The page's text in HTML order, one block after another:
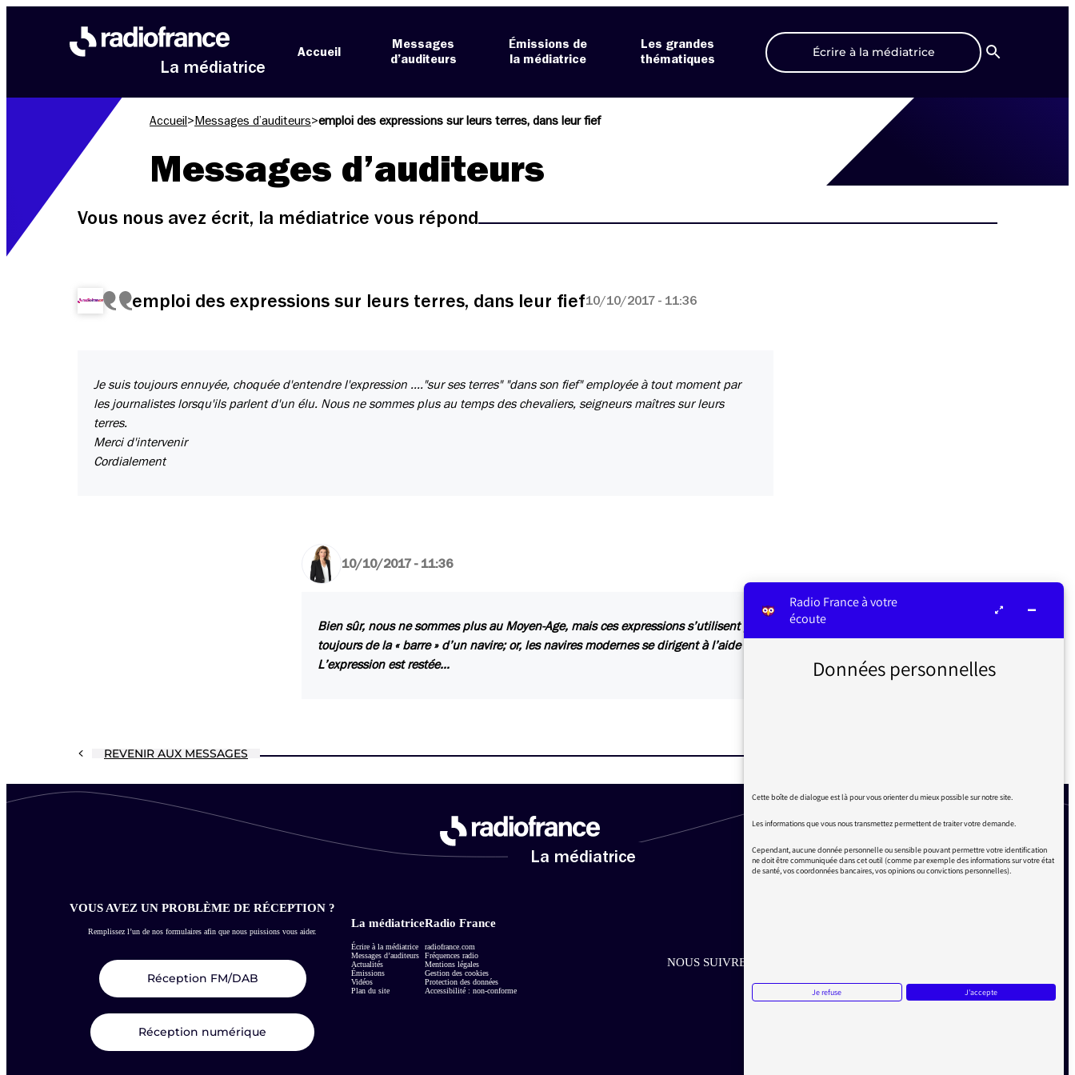
La médiatrice
Accueil
Messages
d’auditeurs
Émissions de
la médiatrice
Les grandes
thématiques
Écrire à la médiatrice
Recherche
Accueil > Messages d’auditeurs>emploi des expressions sur leurs terres, dans leur fief
Messages d’auditeurs
Vous nous avez écrit, la médiatrice vous répond
emploi des expressions sur leurs terres, dans leur fief10/10/2017 - 11:36
Je suis toujours ennuyée, choquée d'entendre l'expression ...."sur ses terres" "dans son fief" employée à tout moment par
les journalistes lorsqu'ils parlent d'un élu. Nous ne sommes plus au temps des chevaliers, seigneurs maîtres sur leurs
terres.
Merci d'intervenir
Cordialement
10/10/2017 - 11:36
Bien sûr, nous ne sommes plus au Moyen-Age, mais ces expressions s’utilisent par analogie. Un autre exemple, on parle
toujours de la « barre » d’un navire; or, les navires modernes se dirigent à l’aide d’un joystick et non plus d’une « barre ».
L’expression est restée…
REVENIR AUX MESSAGES
La médiatrice
VOUS AVEZ UN PROBLÈME DE RÉCEPTION ?
Remplissez l’un de nos formulaires afin que nous puissions vous aider.
Réception FM/DAB
Réception numérique
La médiatrice
Écrire à la médiatrice
Messages d’auditeurs
Actualités
Émissions
Vidéos
Plan du site
Radio France
radiofrance.com
Fréquences radio
Mentions légales
Gestion des cookies
Protection des données
Accessibilité : non-conforme
NOUS SUIVRE SUR LES RÉSEAUX
Aller sur la page Facebook de la Médiatrice
Aller sur la page Twitter de la Médiatrice
Aller sur la page Instagram de la Médiatrice
Radio France à votre
écoute
Données personnelles
Cette boîte de dialogue est là pour vous orienter du mieux possible sur notre site.
Les informations que vous nous transmettez permettent de traiter votre demande.
Cependant, aucune donnée personnelle ou sensible pouvant permettre votre identification
ne doit être communiquée dans cet outil (comme par exemple des informations sur votre état
de santé, vos coordonnées bancaires, vos opinions ou convictions personnelles).
Je refuse J'accepte